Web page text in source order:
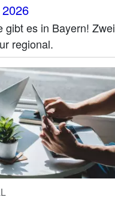
gibt es in Bayern! Zwei
regional.